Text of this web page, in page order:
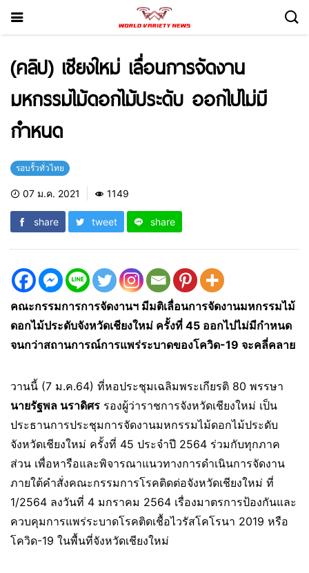
(คลิป) เชียงใหม่ เลื่อนการจัดงาน
มหกรรมไม้ดอกไม้ประดับ ออกไปไม่มี
กำหนด
รอบรั้วทั่วไทย
07 ม.ค. 2021 1149
share tweet share
คณะกรรมการการจัดงานฯ มีมติเลื่อนการจัดงานมหกรรมไม้
ดอกไม้ประดับจังหวัดเชียงใหม่ ครั้งที่ 45 ออกไปไม่มีกำหนด
จนกว่าสถานการณ์การแพร่ระบาดของโควิด-19 จะคลี่คลาย
วานนี้ (7 ม.ค.64) ที่หอประชุมเฉลิมพระเกียรติ 80 พรรษา
นายรัฐพล นราดิศร รองผู้ว่าราชการจังหวัดเชียงใหม่ เป็น
ประธานการประชุมการจัดงานมหกรรมไม้ดอกไม้ประดับ
จังหวัดเชียงใหม่ ครั้งที่ 45 ประจำปี 2564 ร่วมกับทุกภาค
ส่วน เพื่อหารือและพิจารณาแนวทางการดำเนินการจัดงาน
ภายใต้คำสั่งคณะกรรมการโรคติดต่อจังหวัดเชียงใหม่ ที่
1/2564 ลงวันที่ 4 มกราคม 2564 เรื่องมาตรการป้องกันและ
ควบคุมการแพร่ระบาดโรคติดเชื้อไวรัสโคโรนา 2019 หรือ
โควิด-19 ในพื้นที่จังหวัดเชียงใหม่